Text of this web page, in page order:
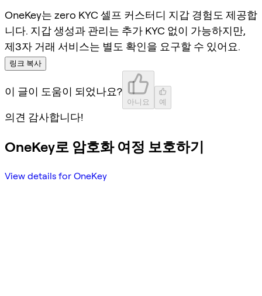
OneKey는 zero KYC 셀프 커스터디 지갑 경험도 제공합
니다. 지갑 생성과 관리는 추가 KYC 없이 가능하지만,
제3자 거래 서비스는 별도 확인을 요구할 수 있어요.
링크 복사
이 글이 도움이 되었나요?
아니요 예
의견 감사합니다!
OneKey로 암호화 여정 보호하기
View details for OneKey